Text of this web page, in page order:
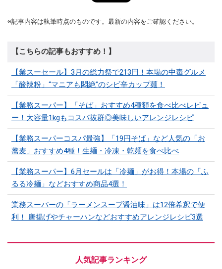
※記事内容は執筆時点のものです。最新の内容をご確認ください。
【こちらの記事もおすすめ！】
【業スーセール】3月の総力祭で213円！本場の中毒グルメ
「酸辣粉」“マニアも悶絶”のシビ辛カップ麺！
【業務スーパー】「そば」おすすめ4種類を食べ比べレビュ
ー！大容量1kgもコスパ抜群◎美味しいアレンジレシピ
【業務スーパーコスパ最強】「19円そば」など人気の「お
蕎麦」おすすめ4種！生麺・冷凍・乾麺を食べ比べ
【業務スーパー】6月セールは「冷麺」がお得！本場の「ふ
るる冷麺」などおすすめ商品4選！
業務スーパーの「ラーメンスープ醤油味」は12倍希釈で便
利！ 唐揚げやチャーハンなどおすすめアレンジレシピ3選